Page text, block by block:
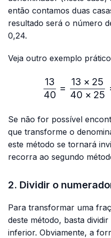
então contamos duas
resultado será o número
0,24.
Veja outro exemplo
40
13
=
40 × 25
13 × 25
Se não for possível
que transforme o
este método se tornará
recorra ao segundo
2. Dividir o
Para transformar uma
deste método, basta
inferior. Obviamente, a